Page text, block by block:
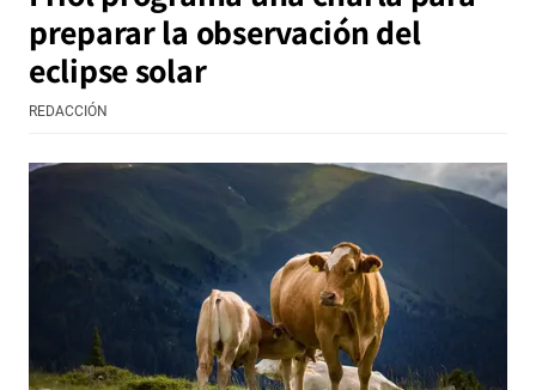
preparar la observación del
eclipse solar
REDACCIÓN